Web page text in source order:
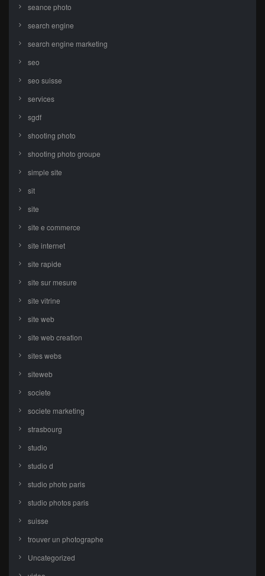
seance photo
search engine
search engine marketing
seo
seo suisse
services
sgdf
shooting photo
shooting photo groupe
simple site
sit
site
site e commerce
site internet
site rapide
site sur mesure
site vitrine
site web
site web creation
sites webs
siteweb
societe
societe marketing
strasbourg
studio
studio d
studio photo paris
studio photos paris
suisse
trouver un photographe
Uncategorized